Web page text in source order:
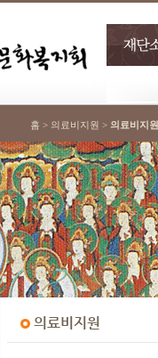
홈 > 의료비지원 > 의료비지원